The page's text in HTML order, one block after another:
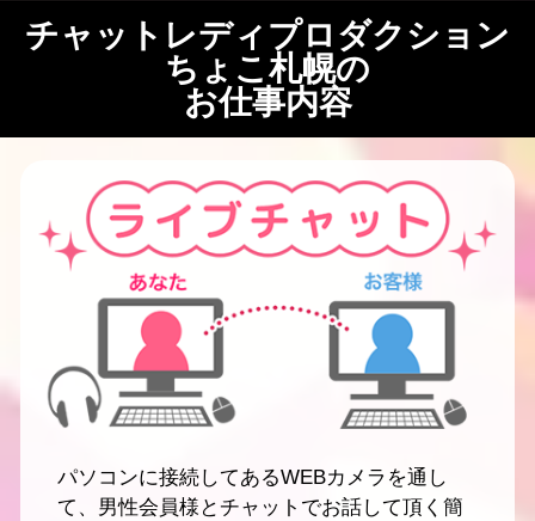
チャットレディプロダクション
ちょこ札幌の
お仕事内容
パソコンに接続してあるWEBカメラを通し
て、男性会員様とチャットでお話して頂く簡